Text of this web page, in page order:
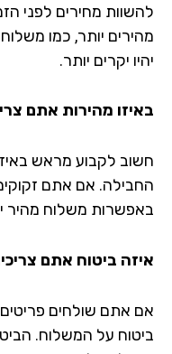
מחירים לפני הזמנת
יותר, כמו משלוח
יקרים יותר.
מהירות אתם
לקבוע מראש באיזה
אם אתם זקוקים לה
משלוח מהיר
ביטוח אתם צריכים?
אתם שולחים פריטים
על המשלוח. הביטוח